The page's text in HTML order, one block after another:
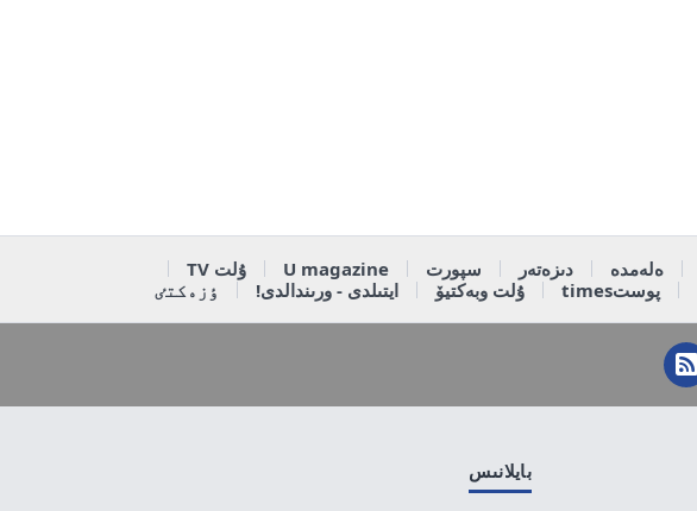
ەلەمدە دىزەتەر سپورت U magazine
ۇلت TV
پوستtimes ۇلت وبەكتيۆ ايتىلدى - ورىندالدى! ٶزەكتٸ
بايلانىس